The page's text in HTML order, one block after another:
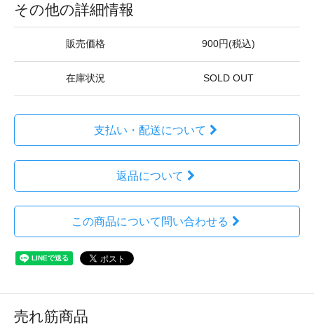
その他の詳細情報
販売価格 900円(税込)
在庫状況 SOLD OUT
支払い・配送について
返品について
この商品について問い合わせる
売れ筋商品